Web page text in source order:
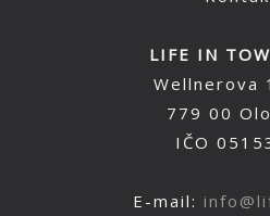
LIFE IN
Wellnerova
779 00
IČO
E-mail: